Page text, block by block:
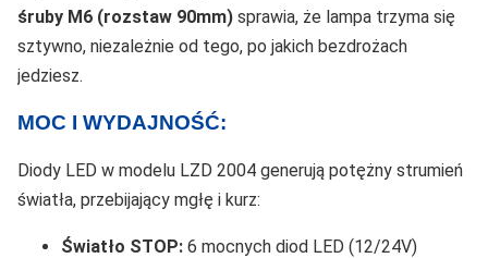
śruby M6 (rozstaw 90mm) sprawia, że lampa trzyma się
sztywno, niezależnie od tego, po jakich bezdrożach
jedziesz.
MOC I WYDAJNOŚĆ:
Diody LED w modelu LZD 2004 generują potężny strumień
światła, przebijający mgłę i kurz:
Światło STOP: 6 mocnych diod LED (12/24V)